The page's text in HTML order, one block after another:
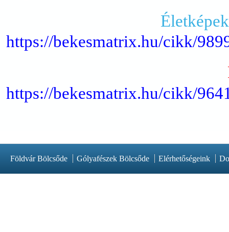
https://bekesmatrix.hu/cikk/
https://bekesmatrix.hu/cikk/
Földvár Bölcsőde Gólyafészek Bölcsőde Elérhetőségeink